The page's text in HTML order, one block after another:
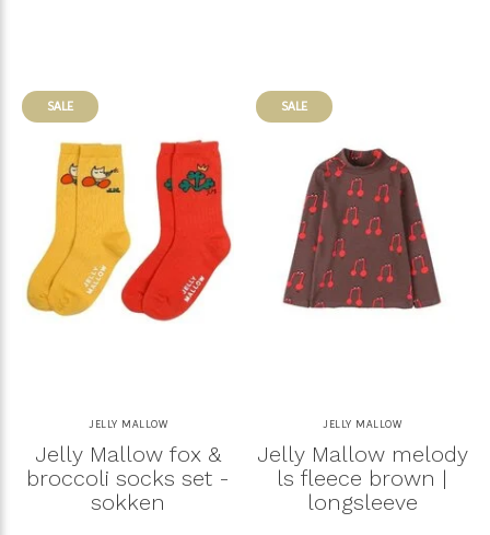
SALE
JELLY MALLOW
Jelly Mallow fox &
broccoli socks set -
sokken
SALE
JELLY MALLOW
Jelly Mallow melody
ls fleece brown |
longsleeve